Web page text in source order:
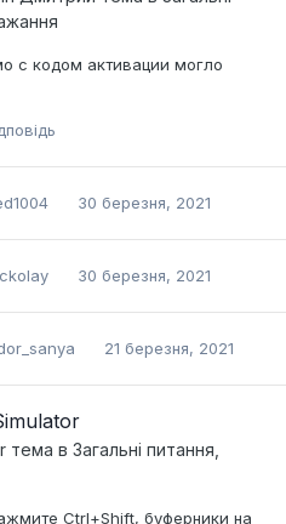
с кодом активации могло
30 березня, 2021
30 березня, 2021
21 березня, 2021
тема в Загальні питання,
Ctrl+Shift, буферники на